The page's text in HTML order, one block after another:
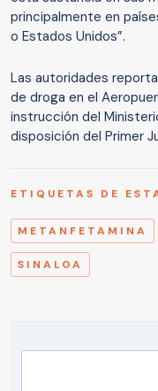
principalmente en
o Estados Unidos”.
Las autoridades
de droga en el
instrucción del
disposición del Primer
ETIQUETAS DE
METANFETAMINA
SINALOA